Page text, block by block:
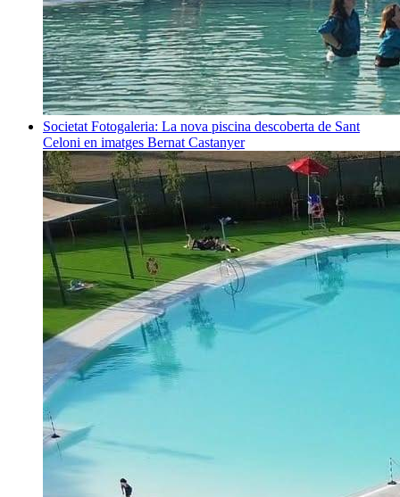
Societat Fotogaleria: La nova piscina descoberta de Sant
Celoni en imatges Bernat Castanyer